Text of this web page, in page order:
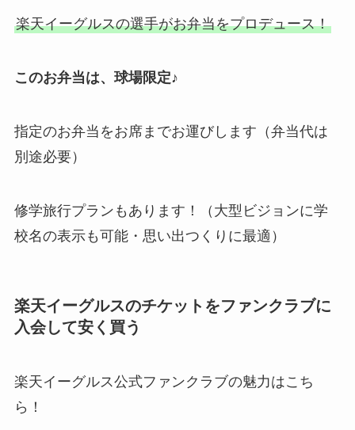
楽天イーグルスの選手がお弁当をプロデュース！
このお弁当は、球場限定♪
指定のお弁当をお席までお運びします（弁当代は
別途必要）
修学旅行プランもあります！（大型ビジョンに学
校名の表示も可能・思い出つくりに最適）
楽天イーグルスのチケットをファンクラブに
入会して安く買う
楽天イーグルス公式ファンクラブの魅力はこち
ら！